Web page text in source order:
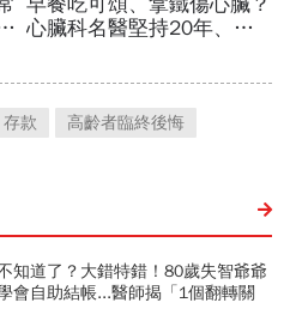
存款 高齡者臨終後悔
知道了？大錯特錯！80歲失智爺爺
會自助結帳...醫師揭「1個翻轉關